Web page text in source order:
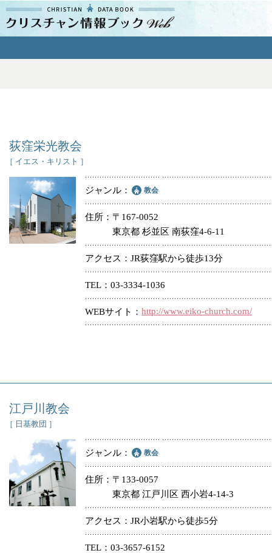
情報ブックとは
ジャンル
荻窪栄光教会
［ イエス・キリスト ］
ジャンル 教会
住所
〒167-0052
東京都 杉並区 南荻窪4-6-11
アクセス JR荻窪駅から徒歩13分
TEL 03-3334-1036
WEBサイト http://www.eiko-church.com/
江戸川教会
［ 日基教団 ］
ジャンル 教会
住所
〒133-0057
東京都 江戸川区 西小岩4-14-3
アクセス JR小岩駅から徒歩5分
TEL 03-3657-6152